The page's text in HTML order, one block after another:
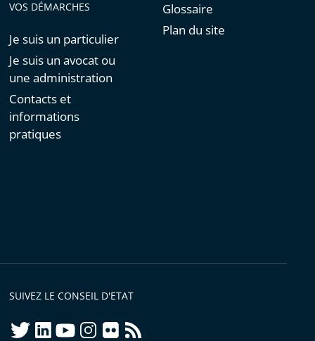
VOS DÉMARCHES
Je suis un particulier
Je suis un avocat ou
une administration
Contacts et
informations
pratiques
Glossaire
Plan du site
SUIVEZ LE CONSEIL D'ETAT
twitterlinkedInyoutubeinstagram
flickrrss